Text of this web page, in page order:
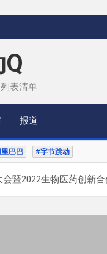
表清单
报道
巴巴 #字节跳动
暨2022生物医药创新合